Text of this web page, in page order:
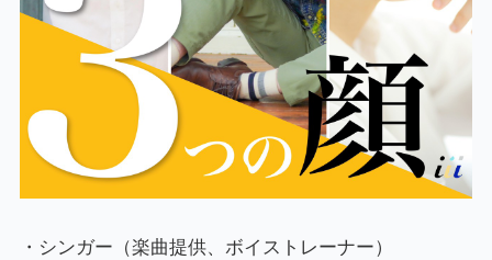
・シンガー（楽曲提供、ボイストレーナー）